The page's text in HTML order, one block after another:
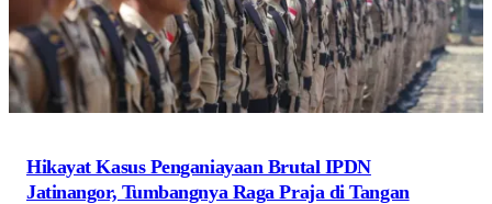
Hikayat Kasus Penganiayaan Brutal IPDN
Jatinangor, Tumbangnya Raga Praja di Tangan